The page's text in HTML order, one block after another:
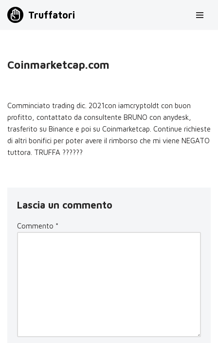
Truffatori
Coinmarketcap.com
Comminciato trading dic. 2021con iamcryptoldt con buon
profitto, contattato da consultente BRUNO con anydesk,
trasferito su Binance e poi su Coinmarketcap. Continue richieste
di altri bonifici per poter avere il rimborso che mi viene NEGATO
tuttora. TRUFFA ??????
Lascia un commento
Commento *